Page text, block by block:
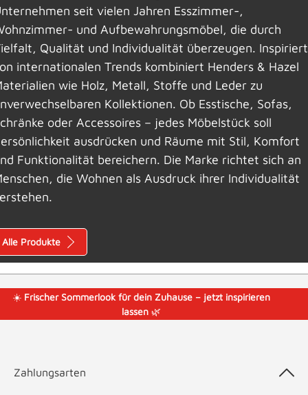
seit vielen Jahren Esszimmer-,
und Aufbewahrungsmöbel, die durch
Qualität und Individualität überzeugen. Inspiriert
internationalen Trends kombiniert Henders & Hazel
wie Holz, Metall, Stoffe und Leder zu
Kollektionen. Ob Esstische, Sofas,
oder Accessoires – jedes Möbelstück soll
ausdrücken und Räume mit Stil, Komfort
Funktionalität bereichern. Die Marke richtet sich an
die Wohnen als Ausdruck ihrer Individualität
Alle Produkte
☀️ Frischer Sommerlook für dein Zuhause – jetzt inspirieren
lassen🌿
Zahlungsarten